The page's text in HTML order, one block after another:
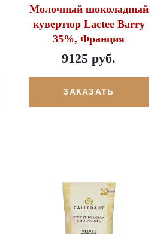
Молочный шоколадный
кувертюр Lactee Barry
35%, Франция
9125 руб.
ЗАКАЗАТЬ